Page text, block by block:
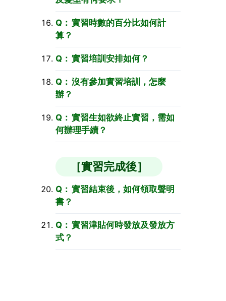
實習時數的百分比如何計
算？
實習培訓安排如何？
沒有參加實習培訓，怎麼
辦？
實習生如欲終止實習，需如
何辦理手續？
［實習完成後］
實習結束後，如何領取聲明
書？
實習津貼何時發放及發放方
式？